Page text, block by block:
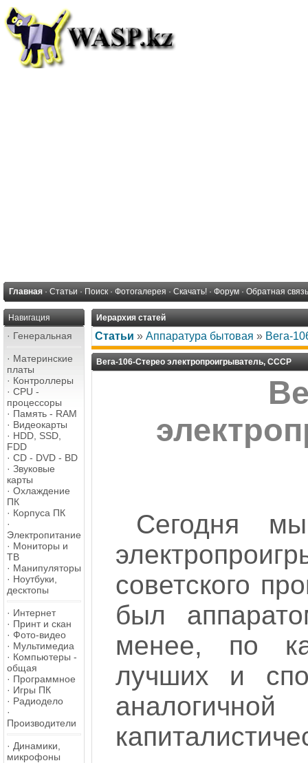
Главная · Статьи · Поиск · Фотогалерея · Скачать! · Форум · Обратная связь
Навигация
· Генеральная
· Материнские
платы
· Контроллеры
· CPU -
процессоры
· Память - RAM
· Видеокарты
· HDD, SSD,
FDD
· CD - DVD - BD
· Звуковые
карты
· Охлаждение
ПК
· Корпуса ПК
·
Электропитание
· Мониторы и
ТВ
· Манипуляторы
· Ноутбуки,
десктопы
· Интернет
· Принт и скан
· Фото-видео
· Мультимедиа
· Компьютеры -
общая
· Программное
· Игры ПК
· Радиодело
·
Производители
· Динамики,
микрофоны
Иерархия статей
Статьи » Аппаратура бытовая » Вега-
Вега-106-Стерео электропроигрыватель, СССР
Сегодня
советского
был
менее, по
лучших и